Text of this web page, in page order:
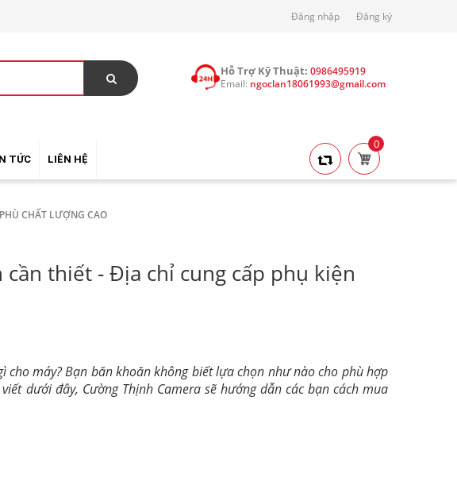
Đăng nhập Đăng ký
Hỗ Trợ Kỹ Thuật:0986495919
Email: ngoclan18061993@gmail.com
TỨC LIÊN HỆ
0
CHẤT LƯỢNG CAO
thiết - Địa chỉ cung cấp phụ kiện
máy? Bạn băn khoăn không biết lựa chọn như nào cho phù hợp
dưới đây, Cường Thịnh Camera sẽ hướng dẫn các bạn cách mua